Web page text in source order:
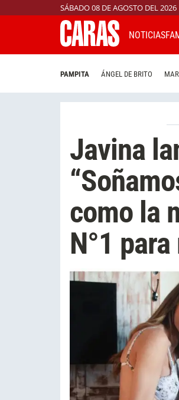
SÁBADO 08 DE AGOSTO DEL 2026
NOTICIAS
PAMPITA ÁNGEL DE BRITO
Javina
como la
N°1